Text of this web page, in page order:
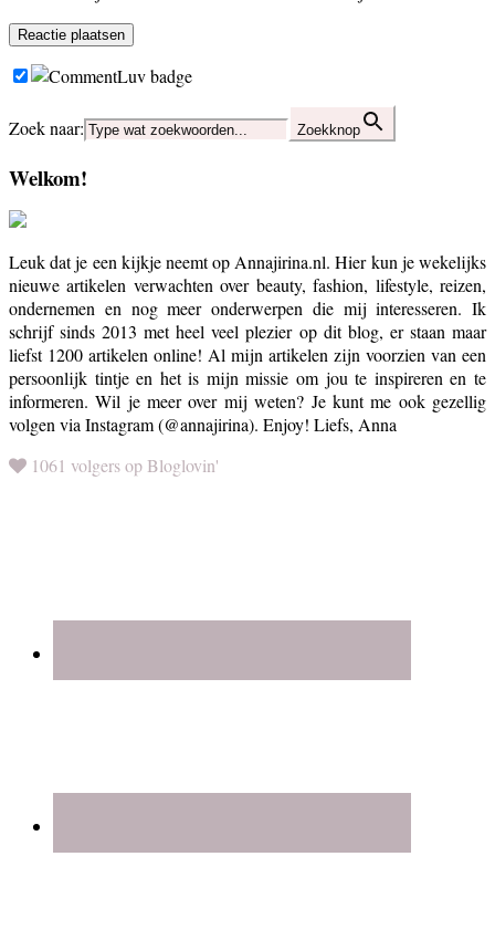
Zoek naar: Zoekknop
Welkom!
Leuk dat je een kijkje neemt op Annajirina.nl. Hier kun je wekelijks
nieuwe artikelen verwachten over beauty, fashion, lifestyle, reizen,
ondernemen en nog meer onderwerpen die mij interesseren. Ik
schrijf sinds 2013 met heel veel plezier op dit blog, er staan maar
liefst 1200 artikelen online! Al mijn artikelen zijn voorzien van een
persoonlijk tintje en het is mijn missie om jou te inspireren en te
informeren. Wil je meer over mij weten? Je kunt me ook gezellig
volgen via Instagram (@annajirina). Enjoy! Liefs, Anna
1061 volgers op Bloglovin'